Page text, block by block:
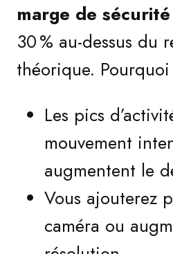
marge de sécurité
30 % au-dessus du
théorique.
Les pics
mouvement
augmentent le
Vous ajouterez
caméra ou